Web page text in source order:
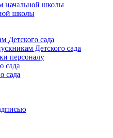
начальной школы
школы
Детского сада
Детского сада
персоналу
сада
сада